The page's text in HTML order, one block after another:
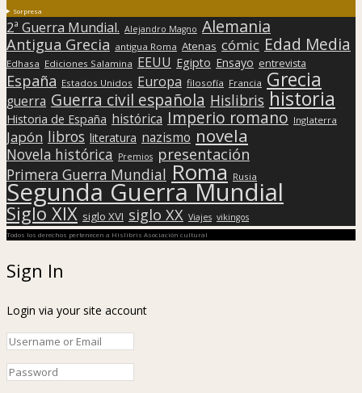
Sorpresa
2ª Guerra Mundial. Alejandro Magno Alemania
Antigua Grecia antigua Roma Atenas cómic Edad Media
Edhasa Ediciones Salamina EEUU Egipto Ensayo entrevista
España Estados Unidos Europa filosofía Francia Grecia
guerra Guerra civil española Hislibris historia
Historia de España histórica Imperio romano Inglaterra
Japón libros literatura nazismo novela
Novela histórica Premios presentación
Primera Guerra Mundial Roma Rusia
Segunda Guerra Mundial
Siglo XIX siglo XVI siglo XX Viajes vikingos
Todos los derechos pertenecen a Hislibris Asociación cultural
Sign In
Login via your site account